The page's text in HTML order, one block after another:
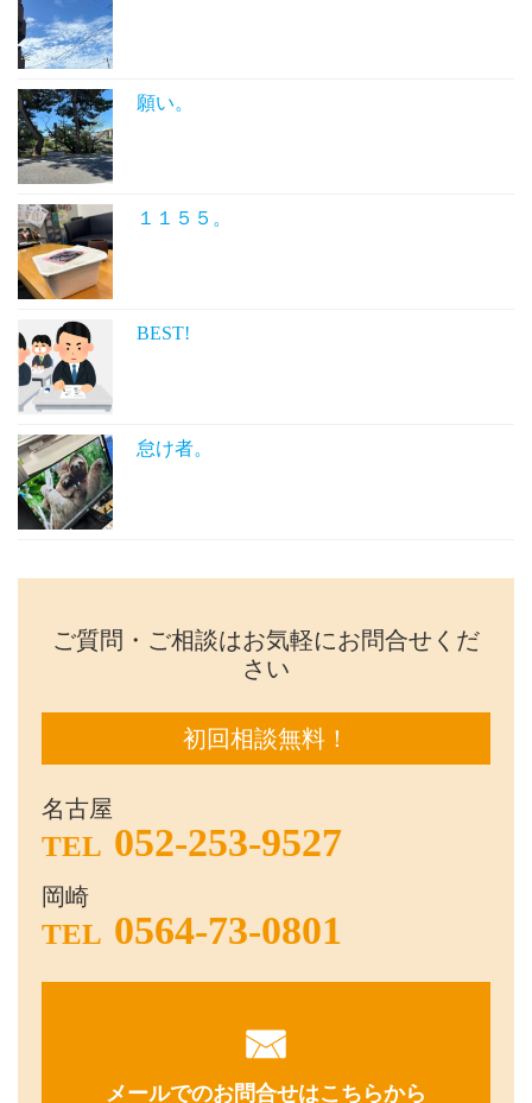
願い。
１１５５。
BEST!
怠け者。
ご質問・ご相談はお気軽にお問合せくだ
さい
初回相談無料！
名古屋
TEL 052-253-9527
岡崎
TEL 0564-73-0801
メールでのお問合せはこちらから